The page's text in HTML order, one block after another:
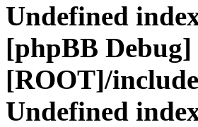
Undefined
[phpBB Debug]
[ROOT]/
Undefined